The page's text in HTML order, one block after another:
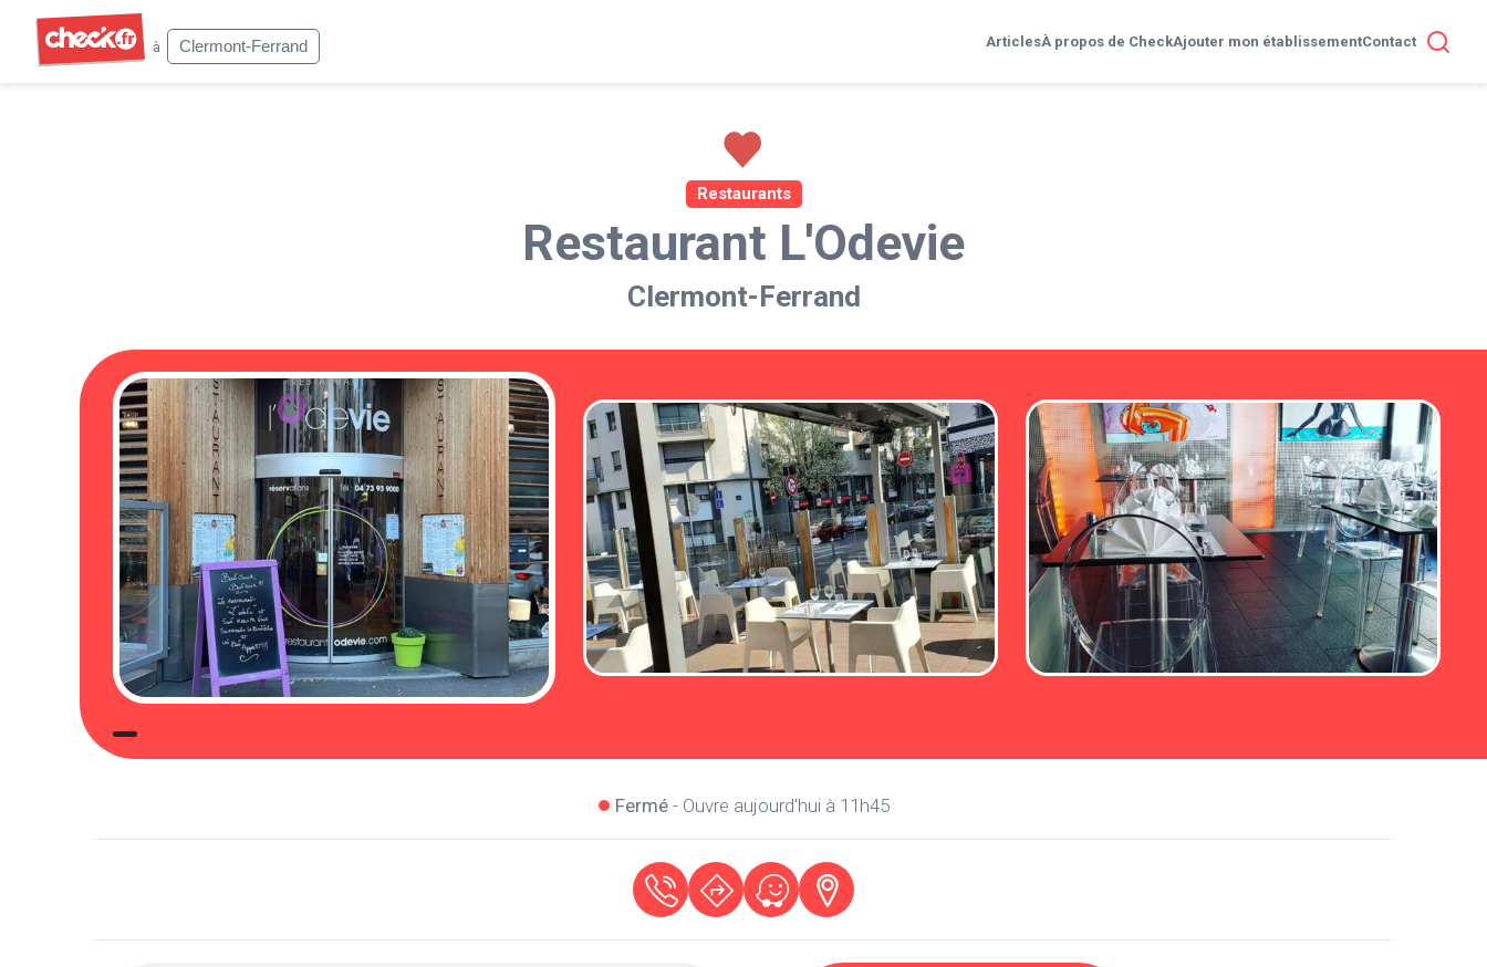
à
Clermont-Ferrand ArticlesÀ propos de CheckAjouter mon établissementContact
Restaurants
Restaurant L'Odevie
Clermont-Ferrand
Fermé- Ouvre aujourd'hui à 11h45